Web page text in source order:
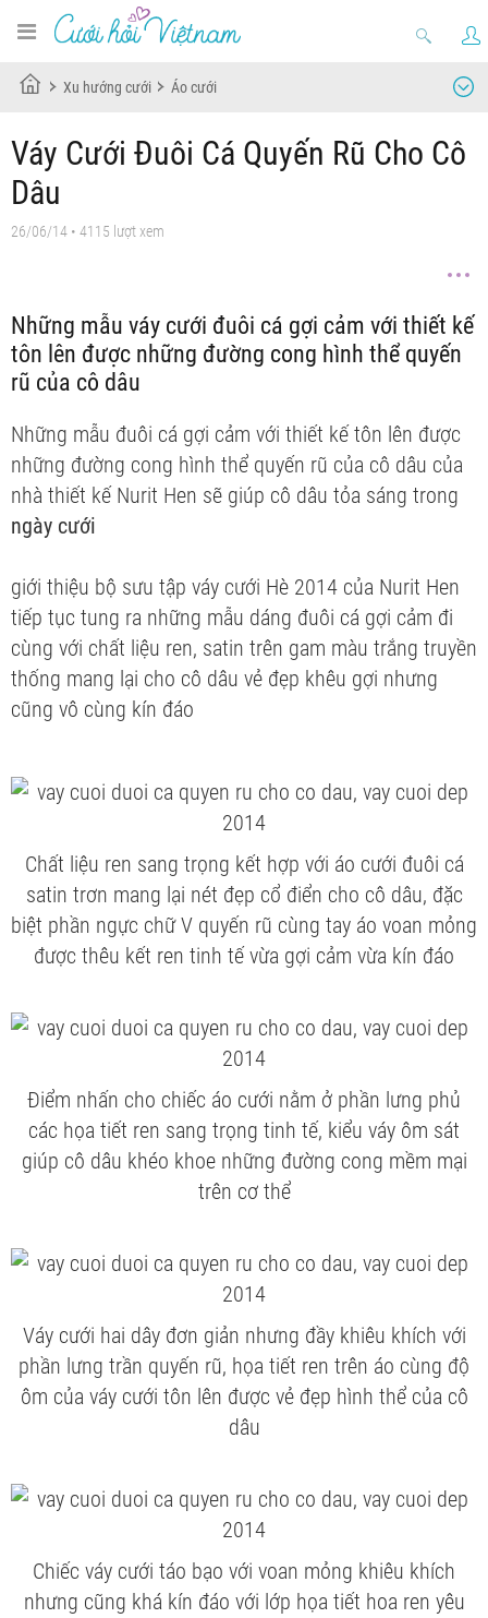
Xu hướng cưới Áo cưới
Váy Cưới Đuôi Cá Quyến Rũ Cho Cô
Dâu
26/06/14 • 4115 lượt xem
Những mẫu váy cưới đuôi cá gợi cảm với thiết kế
tôn lên được những đường cong hình thể quyến
rũ của cô dâu
Những mẫu đuôi cá gợi cảm với thiết kế tôn lên được
những đường cong hình thể quyến rũ của cô dâu của
nhà thiết kế Nurit Hen sẽ giúp cô dâu tỏa sáng trong
ngày cưới
giới thiệu bộ sưu tập váy cưới Hè 2014 của Nurit Hen
tiếp tục tung ra những mẫu dáng đuôi cá gợi cảm đi
cùng với chất liệu ren, satin trên gam màu trắng truyền
thống mang lại cho cô dâu vẻ đẹp khêu gợi nhưng
cũng vô cùng kín đáo
Chất liệu ren sang trọng kết hợp với áo cưới đuôi cá
satin trơn mang lại nét đẹp cổ điển cho cô dâu, đặc
biệt phần ngực chữ V quyến rũ cùng tay áo voan mỏng
được thêu kết ren tinh tế vừa gợi cảm vừa kín đáo
Điểm nhấn cho chiếc áo cưới nằm ở phần lưng phủ
các họa tiết ren sang trọng tinh tế, kiểu váy ôm sát
giúp cô dâu khéo khoe những đường cong mềm mại
trên cơ thể
Váy cưới hai dây đơn giản nhưng đầy khiêu khích với
phần lưng trần quyến rũ, họa tiết ren trên áo cùng độ
ôm của váy cưới tôn lên được vẻ đẹp hình thể của cô
dâu
Chiếc váy cưới táo bạo với voan mỏng khiêu khích
nhưng cũng khá kín đáo với lớp họa tiết hoa ren yêu